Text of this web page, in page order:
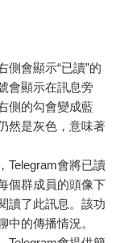
側會顯示“已讀”的
會顯示在訊息旁
側的勾會變成藍
然是灰色，意味著
Telegram會將已讀
個群成員的頭像下
讀了此訊息。該功
中的傳播情況。